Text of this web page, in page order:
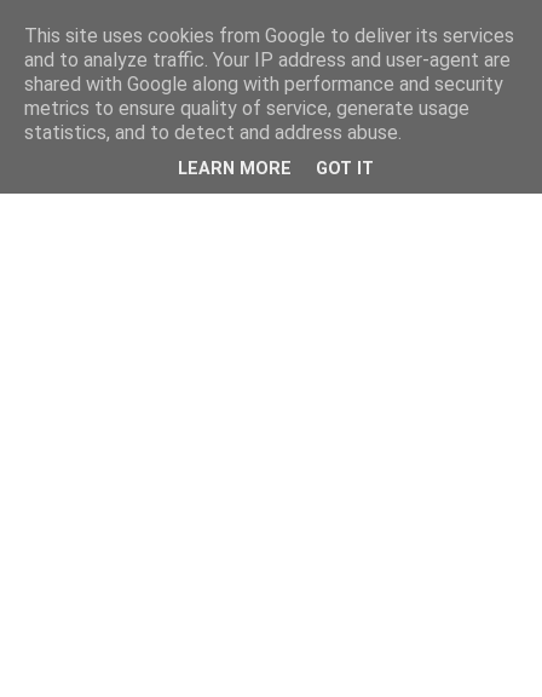
kristietim
viss, kas jāzin kristietim
This site uses cookies from Google to deliver its services
and to analyze traffic. Your IP address and user-agent are
shared with Google along with performance and security
metrics to ensure quality of service, generate usage
statistics, and to detect and address abuse.
LEARN MORE GOT IT